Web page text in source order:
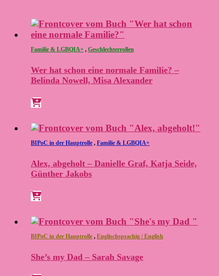
Familie & LGBQIA+ , Geschlechterrollen
Wer hat schon eine normale Familie? –
Belinda Nowell, Misa Alexander
BIPoC in der Hauptrolle , Familie & LGBQIA+
Alex, abgeholt – Danielle Graf, Katja Seide,
Günther Jakobs
BIPoC in der Hauptrolle , Englischsprachig / English
She’s my Dad – Sarah Savage